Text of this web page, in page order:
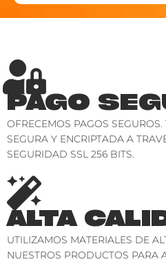
PAGO
OFRECEMOS PAGOS
SEGURA Y ENCRIPTADA A
SEGURIDAD SSL 256 BITS.
ALTA
UTILIZAMOS MATERIALES DE
NUESTROS PRODUCTOS PARA